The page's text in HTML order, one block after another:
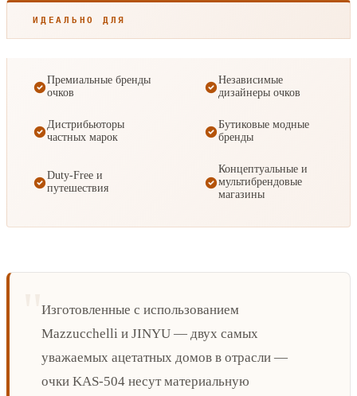
ИДЕАЛЬНО ДЛЯ
Премиальные бренды
очков
Независимые
дизайнеры очков
Дистрибьюторы
частных марок
Бутиковые модные
бренды
Duty-Free и
путешествия
Концептуальные и
мультибрендовые
магазины
Изготовленные с использованием
Mazzucchelli и JINYU — двух самых
уважаемых ацетатных домов в отрасли —
очки KAS-504 несут материальную